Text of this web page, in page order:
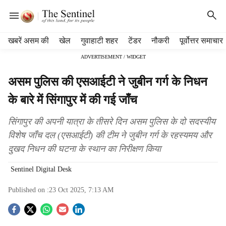
खबरें असम की खेल गुवाहाटी शहर टेंडर नौकरी पूर्वोत्तर समाचार
ADVERTISEMENT / WIDGET
असम पुलिस की एसआईटी ने जुबीन गर्ग के निधन
के बारे में सिंगापुर में की गई जाँच
सिंगापुर की अपनी यात्रा के तीसरे दिन असम पुलिस के दो सदस्यीय
विशेष जाँच दल (एसआईटी) की टीम ने जुबीन गर्ग के रहस्यमय और
दुखद निधन की घटना के स्थान का निरीक्षण किया
Sentinel Digital Desk
Published on :23 Oct 2025, 7:13 AM
S